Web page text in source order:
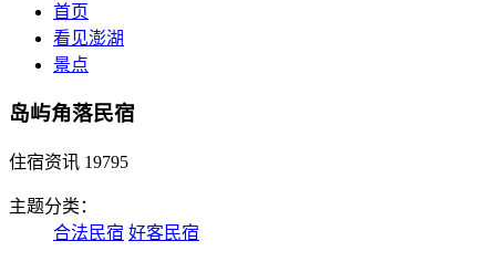
首页
看见澎湖
景点
岛屿角落民宿
住宿资讯 19795
主题分类：
合法民宿 好客民宿